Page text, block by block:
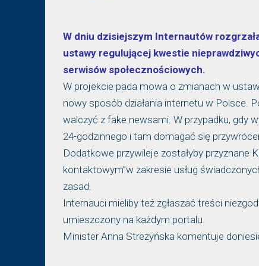
W dniu dzisiejszym Internautów
ustawy regulującej kwestie
serwisów społecznościowych.
W projekcie pada mowa o zmianach w
nowy sposób działania internetu w Polsce.
walczyć z fake newsami. W przypadku, gdy
24-godzinnego i tam domagać się
Dodatkowe przywileje zostałyby przyznane
kontaktowym”w zakresie usług
zasad.
Internauci mieliby też zgłaszać treści
umieszczony na każdym portalu.
Minister Anna Streżyńska komentuje